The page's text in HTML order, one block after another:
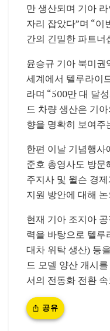
만 생산되며 기아
자리 잡았다”며 “
간의 긴밀한 파트너
윤승규 기아 북미권
세계에서 텔루라이
라며 “500만 대 달
드 차량 생산은 기
향을 명확히 보여주
한편 이날 기념행사
준호 총영사도 방문
주지사 및 윌슨 경
지원 방안에 대해
현재 기아 조지아
력을 바탕으로 텔루
대차 위탁 생산) 등
드 모델 양산 개시
서의 전동화 전환
공유